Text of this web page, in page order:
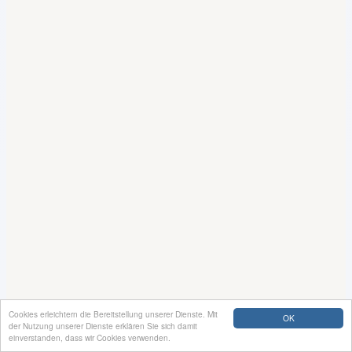
OK
Cookies erleichtern die Bereitstellung unserer Dienste. Mit
der Nutzung unserer Dienste erklären Sie sich damit
einverstanden, dass wir Cookies verwenden.